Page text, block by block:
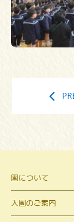
園について
入園のご案内